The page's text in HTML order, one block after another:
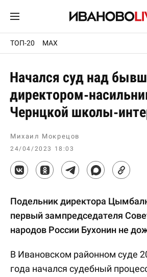
ТОП-20 MAX
Начался суд над
директором-
Чернцкой школы-
Михаил Мокрецов
24/04/2023 18:03
Подельник директора
первый зампредседателя
народов России Бухонин не
В Ивановском районном суде
года начался судебный